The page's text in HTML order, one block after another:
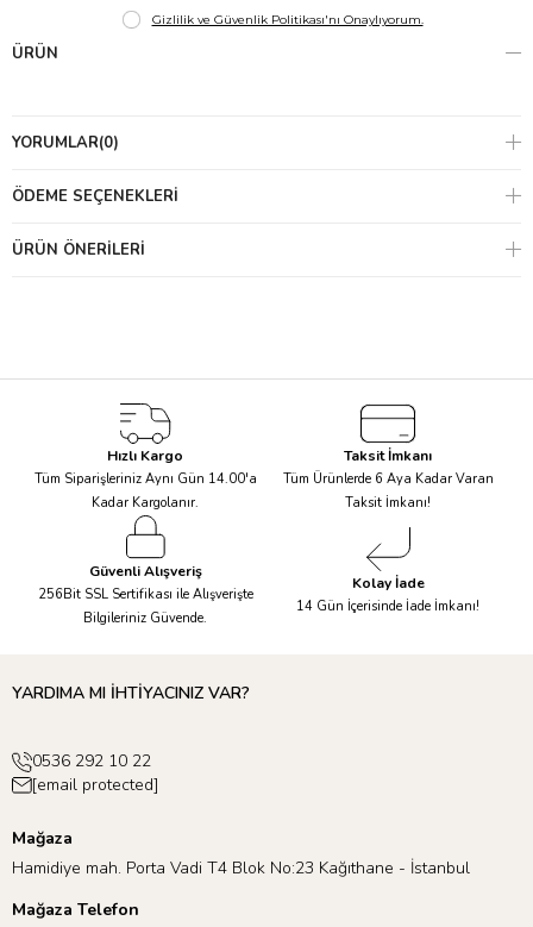
ÜRÜN ÖZELLIKLERI
YORUMLAR(0)
ÖDEME SEÇENEKLERI
ÜRÜN ÖNERILERI
Hızlı Kargo
Tüm Siparişleriniz Aynı Gün 14.00'a
Kadar Kargolanır.
Taksit İmkanı
Tüm Ürünlerde 6 Aya Kadar Varan
Taksit İmkanı!
Güvenli Alışveriş
256Bit SSL Sertifikası ile Alışverişte
Bilgileriniz Güvende.
Kolay İade
14 Gün İçerisinde İade İmkanı!
YARDIMA MI İHTİYACINIZ VAR?
0536 292 10 22
[email protected]
Mağaza
Hamidiye mah. Porta Vadi T4 Blok No:23 Kağıthane - İstanbul
Mağaza Telefon